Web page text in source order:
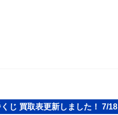
くじ 買取表更新しました！ 7/18